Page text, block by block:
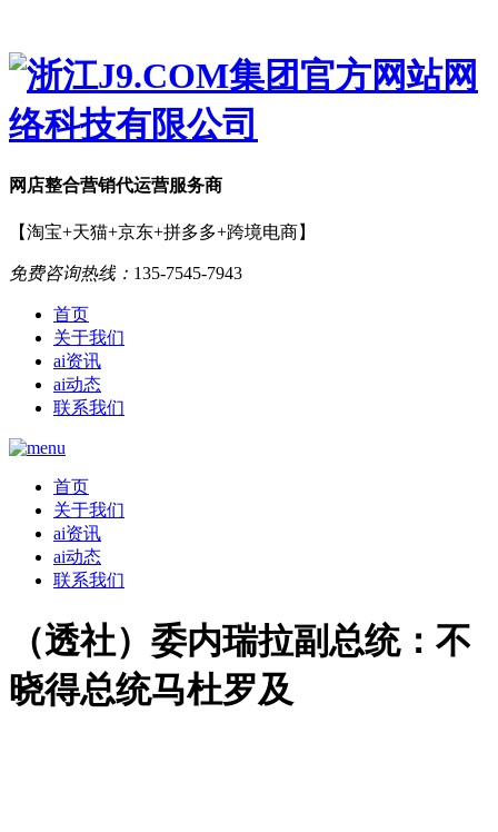
网店整合营销代运营服务商
【淘宝+天猫+京东+拼多多+跨境电商】
免费咨询热线： 135-7545-7943
首页
关于我们
ai资讯
ai动态
联系我们
首页
关于我们
ai资讯
ai动态
联系我们
（透社）委内瑞拉副总统：不
晓得总统马杜罗及